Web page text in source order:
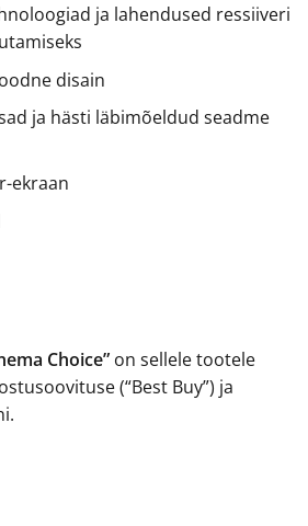
ja lahendused ressiiveri
disain
ja hästi läbimõeldud seadme
ekraan
Choice” on sellele tootele
(“Best Buy”) ja